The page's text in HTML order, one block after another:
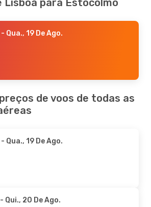
Lisboa para Estocolmo
- Qua., 19 De Ago.
de voos de todas as
- Qua., 19 De Ago.
- Qui., 20 De Ago.